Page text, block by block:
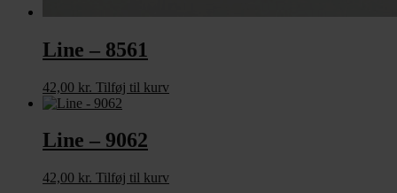
Line – 8561
42,00 kr. Tilføj til kurv
Line – 9062
42,00 kr. Tilføj til kurv